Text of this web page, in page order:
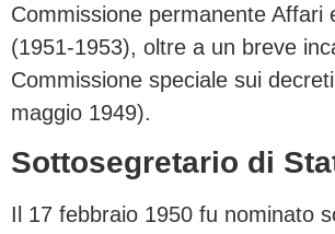
Commissione permanente Affari
(1951-1953), oltre a un breve
Commissione speciale sui
maggio 1949).
Sottosegretario di
Il 17 febbraio 1950 fu nominato